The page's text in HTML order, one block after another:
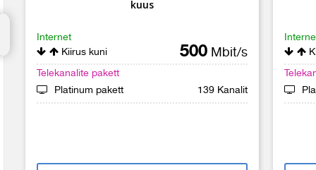
kuus
Internet
Kiirus kuni
500 Mbit/s
Telekanalite pakett
139 Kanalit
Platinum pakett